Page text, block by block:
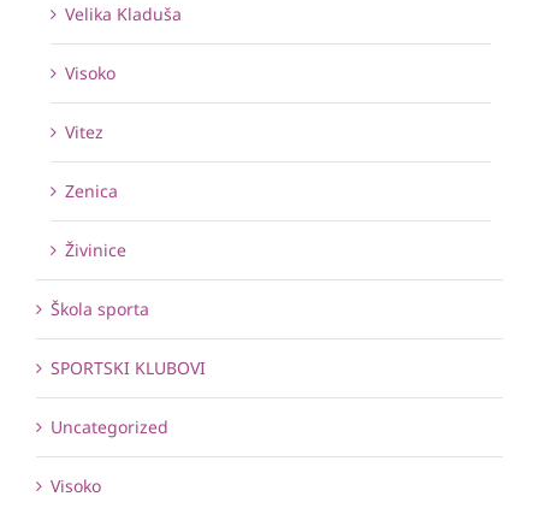
Velika Kladuša
Visoko
Vitez
Zenica
Živinice
Škola sporta
SPORTSKI KLUBOVI
Uncategorized
Visoko